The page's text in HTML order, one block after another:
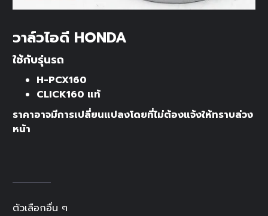
วาล์วไอดี HONDA
ใช้กับรุ่นรถ
H-PCX160
CLICK160 แท้
ราคาอาจมีการเปลี่ยนแปลงโดยที่ไม่ต้องแจ้งให้ทราบล่วง
หน้า
ตัวเลือกอื่น ๆ